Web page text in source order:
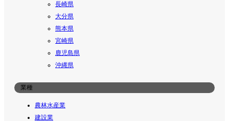
長崎県
大分県
熊本県
宮崎県
鹿児島県
沖縄県
業種
農林水産業
建設業